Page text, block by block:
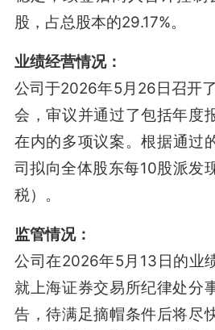
股，占总股本的29.17%。
业绩经营情况：
公司于2026年5月26日召开
会，审议并通过了包括年度
在内的多项议案。根据通过
司拟向全体股东每10股派发
税） 。
监管情况：
公司在2026年5月13日的业
就上海证券交易所纪律处分
告，待满足摘帽条件后将尽